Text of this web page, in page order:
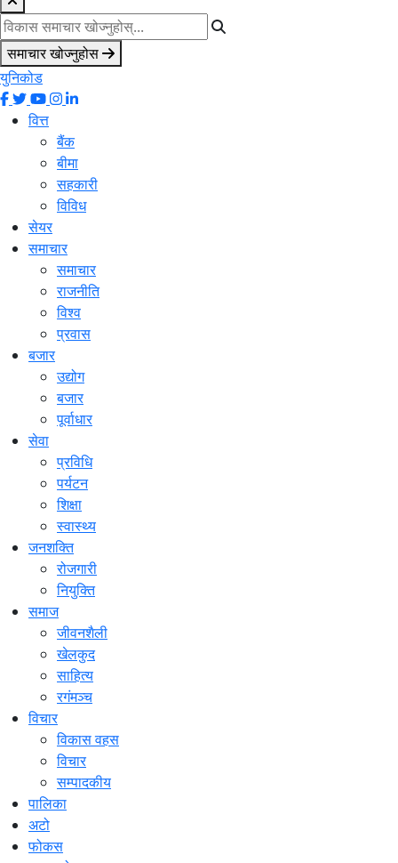
समाचार खोज्नुहोस
युनिकोड
वित्त
बैंक
बीमा
सहकारी
विविध
सेयर
समाचार
समाचार
राजनीति
विश्व
प्रवास
बजार
उद्योग
बजार
पूर्वाधार
सेवा
प्रविधि
पर्यटन
शिक्षा
स्वास्थ्य
जनशक्ति
रोजगारी
नियुक्ति
समाज
जीवनशैली
खेलकुद
साहित्य
रगंमञ्च
विचार
विकास वहस
विचार
सम्पादकीय
पालिका
अटो
फोकस